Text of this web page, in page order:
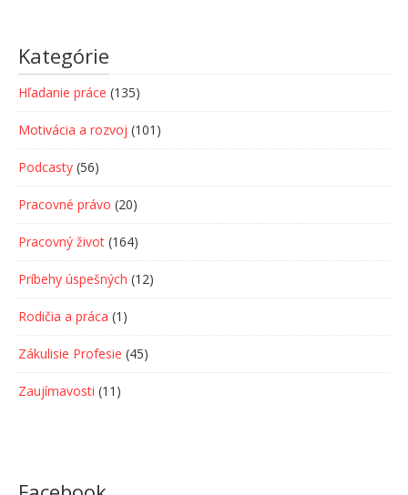
Kategórie
Hľadanie práce (135)
Motivácia a rozvoj (101)
Podcasty (56)
Pracovné právo (20)
Pracovný život (164)
Príbehy úspešných (12)
Rodičia a práca (1)
Zákulisie Profesie (45)
Zaujímavosti (11)